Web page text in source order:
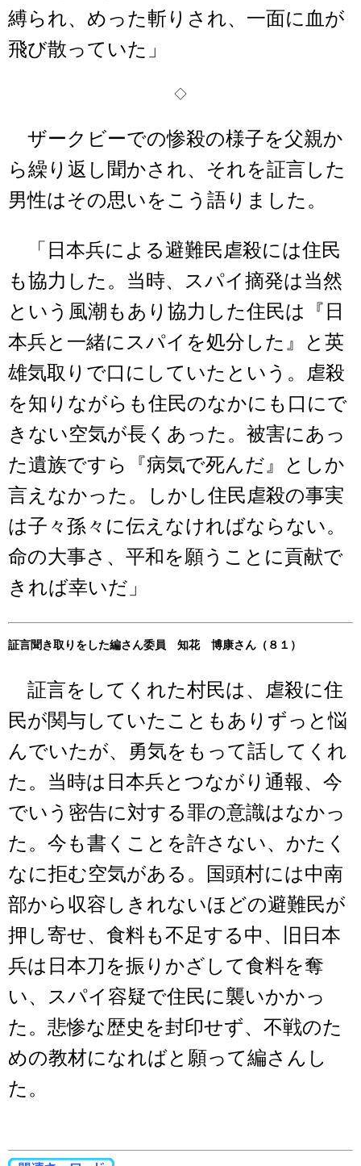
縛られ、めった斬りされ、一面に血が
飛び散っていた」
◇
ザークビーでの惨殺の様子を父親か
ら繰り返し聞かされ、それを証言した
男性はその思いをこう語りました。
「日本兵による避難民虐殺には住民
も協力した。当時、スパイ摘発は当然
という風潮もあり協力した住民は『日
本兵と一緒にスパイを処分した』と英
雄気取りで口にしていたという。虐殺
を知りながらも住民のなかにも口にで
きない空気が長くあった。被害にあっ
た遺族ですら『病気で死んだ』としか
言えなかった。しかし住民虐殺の事実
は子々孫々に伝えなければならない。
命の大事さ、平和を願うことに貢献で
きれば幸いだ」
証言聞き取りをした編さん委員 知花 博康さん（８１）
証言をしてくれた村民は、虐殺に住
民が関与していたこともありずっと悩
んでいたが、勇気をもって話してくれ
た。当時は日本兵とつながり通報、今
でいう密告に対する罪の意識はなかっ
た。今も書くことを許さない、かたく
なに拒む空気がある。国頭村には中南
部から収容しきれないほどの避難民が
押し寄せ、食料も不足する中、旧日本
兵は日本刀を振りかざして食料を奪
い、スパイ容疑で住民に襲いかかっ
た。悲惨な歴史を封印せず、不戦のた
めの教材になればと願って編さんし
た。